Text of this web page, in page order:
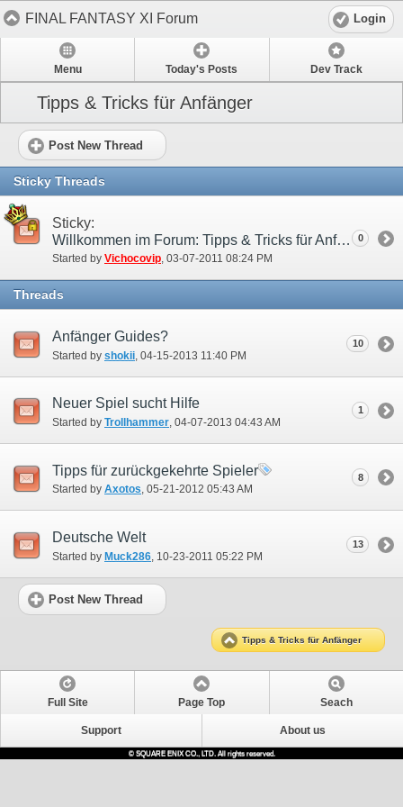
FINAL FANTASY XI Forum Login
Menu Today's Posts Dev Track
Tipps & Tricks für Anfänger
Post New Thread
Sticky Threads
Sticky:
Willkommen im Forum: Tipps & Tricks für Anfänger!
Started by Vichocovip‎, 03-07-2011 08:24 PM
0
Threads
Anfänger Guides?
Started by shokii ‎, 04-15-2013 11:40 PM
10
Neuer Spiel sucht Hilfe
Started by Trollhammer‎, 04-07-2013 04:43 AM
1
Tipps für zurückgekehrte Spieler
Started by Axotos‎, 05-21-2012 05:43 AM
8
Deutsche Welt
Started by Muck286 ‎, 10-23-2011 05:22 PM
13
Post New Thread
Tipps & Tricks für Anfänger
Full Site Page Top Seach
Support About us
© SQUARE ENIX CO., LTD. All rights reserved.